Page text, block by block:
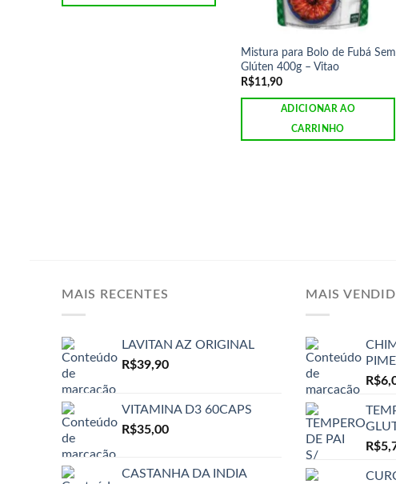
Mistura para Bolo de Fubá Sem
Glúten 400g – Vitao
R$11,90
ADICIONAR AO
CARRINHO
MAIS RECENTES
LAVITAN AZ ORIGINAL
R$39,90
VITAMINA D3 60CAPS
R$35,00
CASTANHA DA INDIA
MAIS
R$
R$